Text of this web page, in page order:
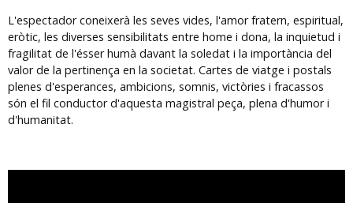
L'espectador coneixerà les seves vides, l'amor fratern, espiritual,
eròtic, les diverses sensibilitats entre home i dona, la inquietud i
fragilitat de l'ésser humà davant la soledat i la importància del
valor de la pertinença en la societat. Cartes de viatge i postals
plenes d'esperances, ambicions, somnis, victòries i fracassos
són el fil conductor d'aquesta magistral peça, plena d'humor i
d'humanitat.